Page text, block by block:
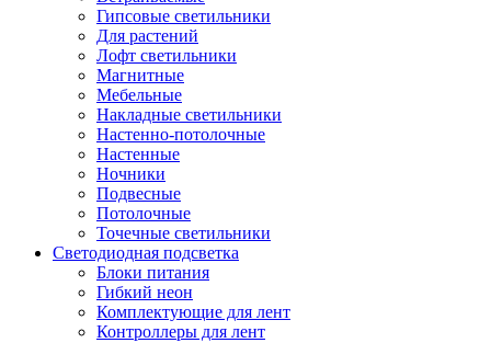
Гипсовые светильники
Для растений
Лофт светильники
Магнитные
Мебельные
Накладные светильники
Настенно-потолочные
Настенные
Ночники
Подвесные
Потолочные
Точечные светильники
Светодиодная подсветка
Блоки питания
Гибкий неон
Комплектующие для лент
Контроллеры для лент